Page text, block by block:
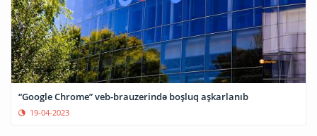
“Google Chrome” veb-brauzerində boşluq aşkarlanıb
19-04-2023